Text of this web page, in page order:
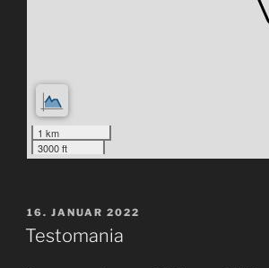
1 km
3000 ft
VERÖFFENTLICHT
AM
16. JANUAR 2022
Testomania